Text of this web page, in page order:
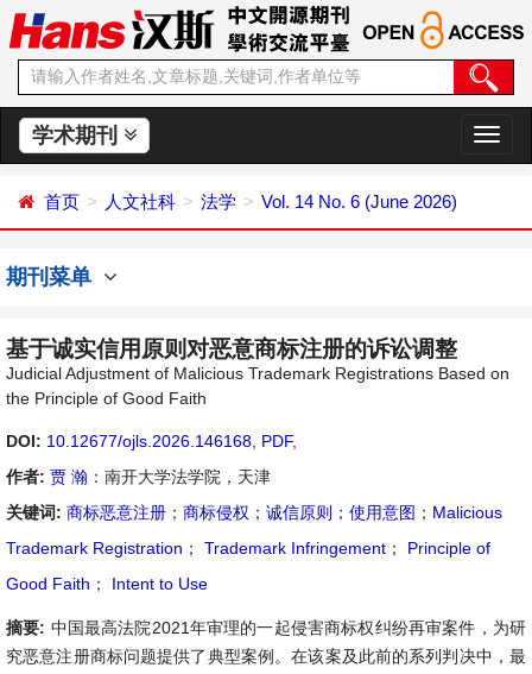
学术期刊
切
换
首页 人文社科 法学 Vol. 14 No. 6 (June 2026)
期刊菜单
基于诚实信用原则对恶意商标注册的诉讼调整
Judicial Adjustment of Malicious Trademark Registrations Based on
the Principle of Good Faith
DOI: 10.12677/ojls.2026.146168 PDF,
作者: 贾 瀚 ：南开大学法学院，天津
关键词: 商标恶意注册 ； 商标侵权 ； 诚信原则 ； 使用意图 ； Malicious
Trademark Registration ； Trademark Infringement ；
Principle of
Good Faith ； Intent to Use
摘要: 中国最高法院2021年审理的一起侵害商标权纠纷再审案件，为研
究恶意注册商标问题提供了典型案例。在该案及此前的系列判决中，最